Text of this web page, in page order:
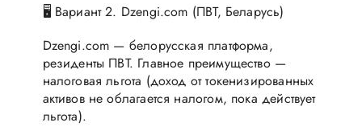
🖥 Вариант 2. Dzengi.com (ПВТ, Беларусь)
Dzengi.com — белорусская платформа,
резиденты ПВТ. Главное преимущество —
налоговая льгота (доход от токенизированных
активов не облагается налогом, пока действует
льгота).